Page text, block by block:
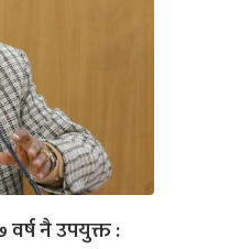
वर्ष नै उपयुक्त :